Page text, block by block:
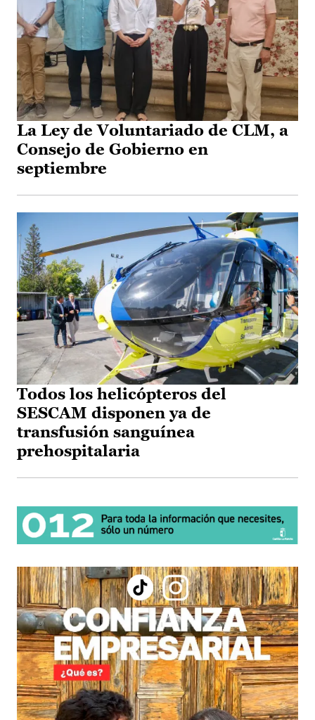
La Ley de Voluntariado de CLM, a
Consejo de Gobierno en
septiembre
Todos los helicópteros del
SESCAM disponen ya de
transfusión sanguínea
prehospitalaria